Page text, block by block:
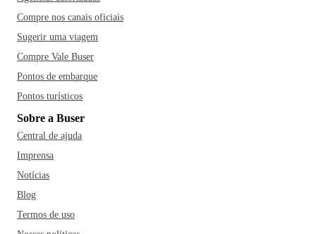
Compre nos canais oficiais
Sugerir uma viagem
Compre Vale Buser
Pontos de embarque
Pontos turísticos
Sobre a Buser
Central de ajuda
Imprensa
Notícias
Blog
Termos de uso